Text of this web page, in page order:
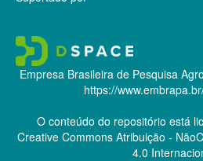
Empresa Brasileira de Pesquisa
https://
O conteúdo do repositório está
Creative CommonsAtribuição -
4.0